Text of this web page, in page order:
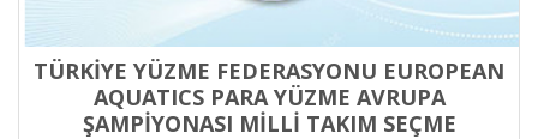
TÜRKİYE YÜZME FEDERASYONU EUROPEAN
AQUATICS PARA YÜZME AVRUPA
ŞAMPİYONASI MİLLİ TAKIM SEÇME